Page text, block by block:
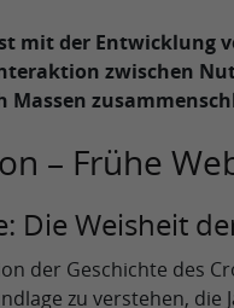
mit der Entwicklung
zwischen
Massen
– Frühe
Die Weisheit
der Geschichte des
zu verstehen, die